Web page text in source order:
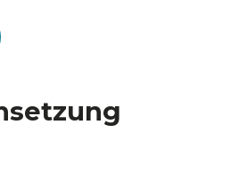
des Produkts zu